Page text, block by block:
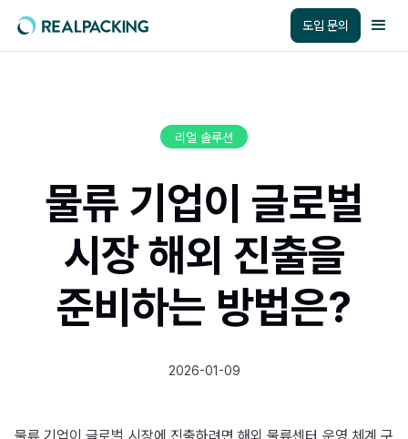
도입 문의
리얼 솔루션
물류 기업이 글로벌
시장 해외 진출을
준비하는 방법은?
2026-01-09